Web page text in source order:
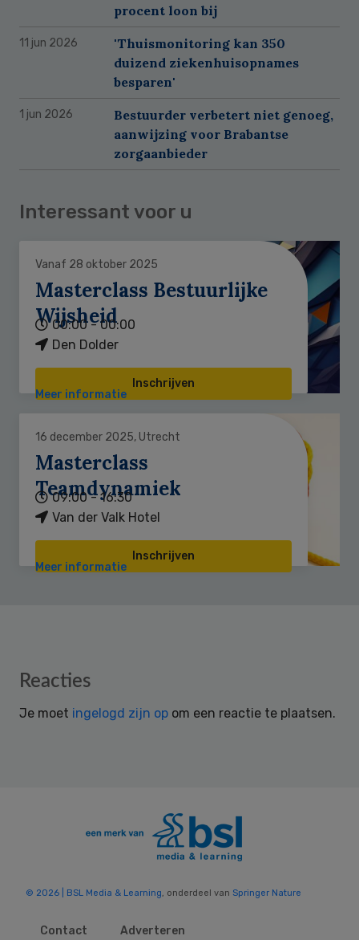
procent loon bij
11 jun 2026
'Thuismonitoring kan 350
duizend ziekenhuisopnames
besparen'
1 jun 2026
Bestuurder verbetert niet genoeg,
aanwijzing voor Brabantse
zorgaanbieder
Interessant voor u
Vanaf 28 oktober 2025
Masterclass Bestuurlijke
Wijsheid
00:00 - 00:00
Den Dolder
Inschrijven
Meer informatie
16 december 2025, Utrecht
Masterclass
Teamdynamiek
09:00 - 16:30
Van der Valk Hotel
Inschrijven
Meer informatie
Reader
Reacties
Je moet ingelogd zijn op om een reactie te plaatsen.
© 2026 | BSL Media & Learning, onderdeel van Springer Nature
Contact Adverteren